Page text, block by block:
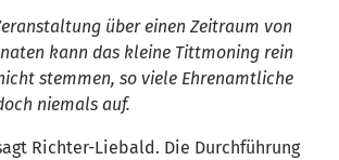
über einen Zeitraum von
kann das kleine Tittmoning rein
stemmen, so viele Ehrenamtliche
niemals auf.
Richter-Liebald. Die Durchführung